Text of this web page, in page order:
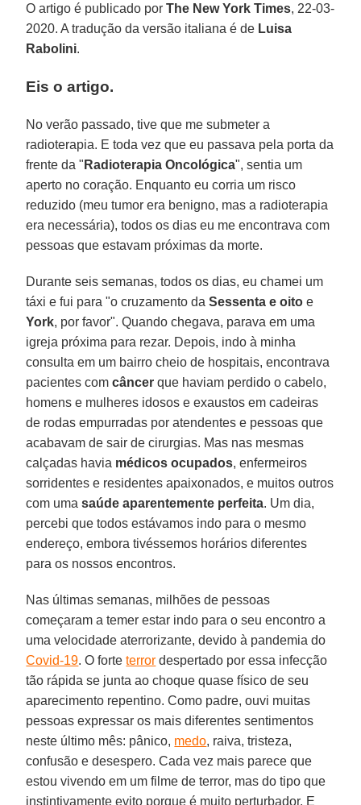
O artigo é publicado porThe New York Times, 22-03-
2020. A tradução da versão italiana é de Luisa
Rabolini.
Eis o artigo.
No verão passado, tive que me submeter a
radioterapia. E toda vez que eu passava pela porta da
frente da " Radioterapia Oncológica", sentia um
aperto no coração. Enquanto eu corria um risco
reduzido (meu tumor era benigno, mas a radioterapia
era necessária), todos os dias eu me encontrava com
pessoas que estavam próximas da morte.
Durante seis semanas, todos os dias, eu chamei um
táxi e fui para "o cruzamento daSessenta e oito e
York, por favor". Quando chegava, parava em uma
igreja próxima para rezar. Depois, indo à minha
consulta em um bairro cheio de hospitais, encontrava
pacientes comcâncer que haviam perdido o cabelo,
homens e mulheres idosos e exaustos em cadeiras
de rodas empurradas por atendentes e pessoas que
acabavam de sair de cirurgias. Mas nas mesmas
calçadas havia médicos ocupados, enfermeiros
sorridentes e residentes apaixonados, e muitos outros
com umasaúde aparentemente perfeita. Um dia,
percebi que todos estávamos indo para o mesmo
endereço, embora tivéssemos horários diferentes
para os nossos encontros.
Nas últimas semanas, milhões de pessoas
começaram a temer estar indo para o seu encontro a
uma velocidade aterrorizante, devido à pandemia do
Covid-19. O forteterror despertado por essa infecção
tão rápida se junta ao choque quase físico de seu
aparecimento repentino. Como padre, ouvi muitas
pessoas expressar os mais diferentes sentimentos
neste último mês: pânico, medo, raiva, tristeza,
confusão e desespero. Cada vez mais parece que
estou vivendo em um filme de terror, mas do tipo que
instintivamente evito porque é muito perturbador. E